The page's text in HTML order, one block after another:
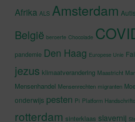
Afrika ALS Amsterdam
België beroerte Chocolade
pandemie Den Haag Europese Unie
jezus klimaatverandering Maastricht
Mensenhandel Mensenrechten migranten
onderwijs pesten Pi Platform
rotterdam sinterklaas slavernij